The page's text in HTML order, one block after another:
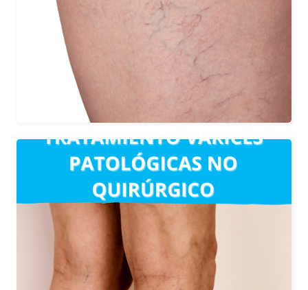
solución directamente en las venas que
se muestran. Este tipo de solución, es
revisada por el profesional y hace que
las venas desaparezcan tras tener
efecto de encogimiento.
Tratamiento no quirúrgico para las
varices que producen edemas. La
técnica que se lleva a cabo consta de
tres partes sellando la vena, todo sin
cirugía, simplemente con láser, con una
eco Doppler y una media realizada a